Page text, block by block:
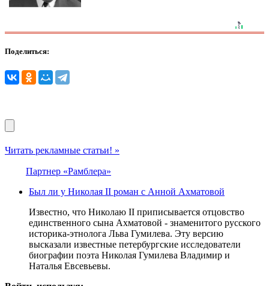
Поделиться:
Читать рекламные статьи! »
Партнер «Рамблера»
Был ли у Николая II роман с Анной Ахматовой
Известно, что Николаю II приписывается отцовство
единственного сына Ахматовой - знаменитого русского
историка-этнолога Льва Гумилева. Эту версию
высказали известные петербургские исследователи
биографии поэта Николая Гумилева Владимир и
Наталья Евсевьевы.